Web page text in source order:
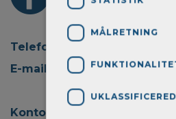
Telefon: + 45 70 22 45 30
E-mail:
info@aprokom.dk
Kontortid:
MÅLRETNING